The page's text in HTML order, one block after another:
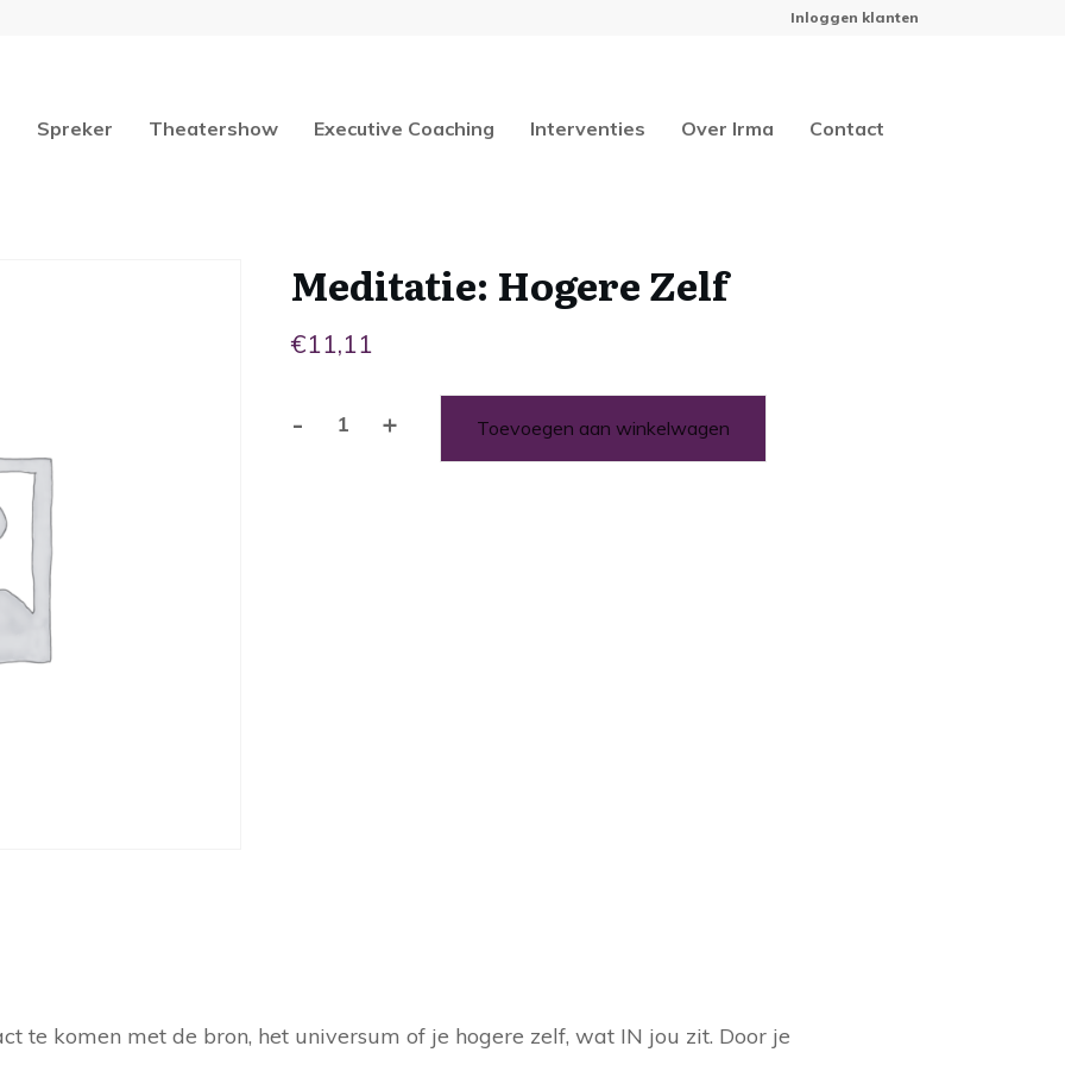
Inloggen klanten
Spreker Theatershow Executive Coaching Interventies Over Irma Contact
Meditatie: Hogere Zelf
€11,11
- + Toevoegen aan winkelwagen
te komen met de bron, het universum of je hogere zelf, wat IN jou zit. Door je